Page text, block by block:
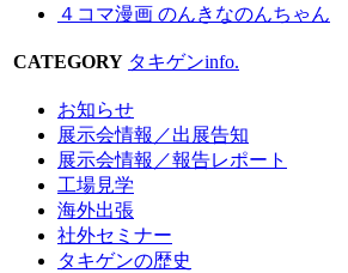
４コマ漫画 のんきなのんちゃん
CATEGORY タキゲンinfo.
お知らせ
展示会情報／出展告知
展示会情報／報告レポート
工場見学
海外出張
社外セミナー
タキゲンの歴史